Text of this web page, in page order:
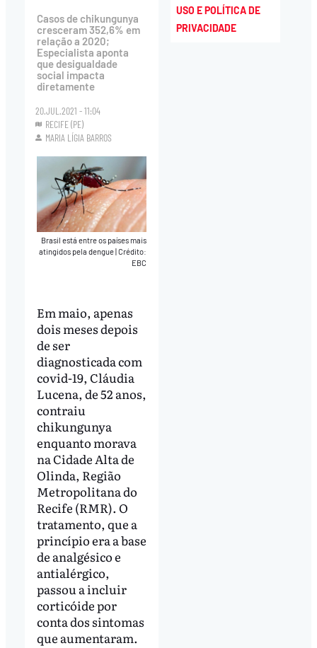
Casos de chikungunya
cresceram 352,6% em
relação a 2020;
Especialista aponta
que desigualdade
social impacta
diretamente
20.JUL.2021 - 11:04
RECIFE (PE)
MARIA LÍGIA BARROS
Brasil está entre os países mais
atingidos pela dengue|Crédito:
EBC
Em maio, apenas
dois meses depois
de ser
diagnosticada com
covid-19, Cláudia
Lucena, de 52 anos,
contraiu
chikungunya
enquanto morava
na Cidade Alta de
Olinda, Região
Metropolitana do
Recife (RMR). O
tratamento, que a
princípio era a base
de analgésico e
antialérgico,
passou a incluir
corticóide por
conta dos sintomas
que aumentaram.
USO E POLÍTICA DE
PRIVACIDADE